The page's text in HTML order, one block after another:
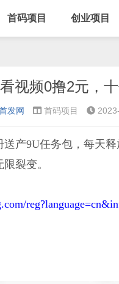
首码项目 创业项目
视频0撸2元，
发网 首码项目
产9U任务包，每天
裂变。